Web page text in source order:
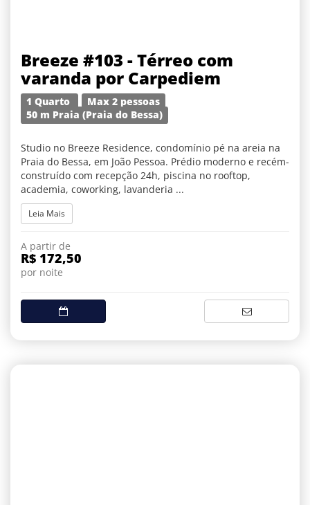
Breeze #103 - Térreo com
varanda por Carpediem
1 Quarto
Max 2 pessoas
50 m Praia (Praia do Bessa)
Studio no Breeze Residence, condomínio pé na areia na
Praia do Bessa, em João Pessoa. Prédio moderno e recém-
construído com recepção 24h, piscina no rooftop,
academia, coworking, lavanderia ...
Leia Mais
A partir de
R$ 172,50
por noite